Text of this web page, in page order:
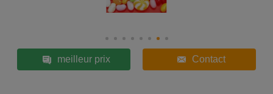
meilleur prix Contact